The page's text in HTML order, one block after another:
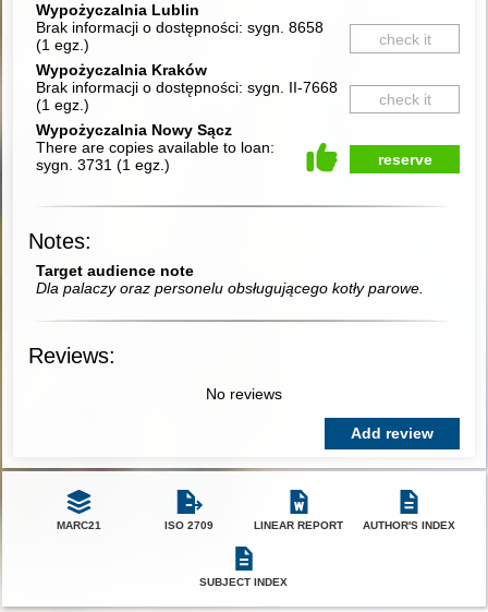
Wypożyczalnia Lublin
Brak informacji o dostępności:sygn. 8658
(1 egz.)
check it
Wypożyczalnia Kraków
Brak informacji o dostępności:sygn. II-7668
(1 egz.)
check it
Wypożyczalnia Nowy Sącz
There are copies available to loan:
sygn. 3731(1 egz.) reserve
Notes:
Target audience note
Dla palaczy oraz personelu obsługującego kotły parowe.
Reviews:
No reviews
Add review
MARC21 ISO 2709 LINEAR REPORT AUTHOR'S INDEX
SUBJECT INDEX